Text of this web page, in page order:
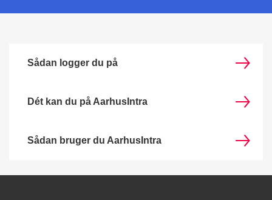
Sådan logger du på
Dét kan du på AarhusIntra
Sådan bruger du AarhusIntra